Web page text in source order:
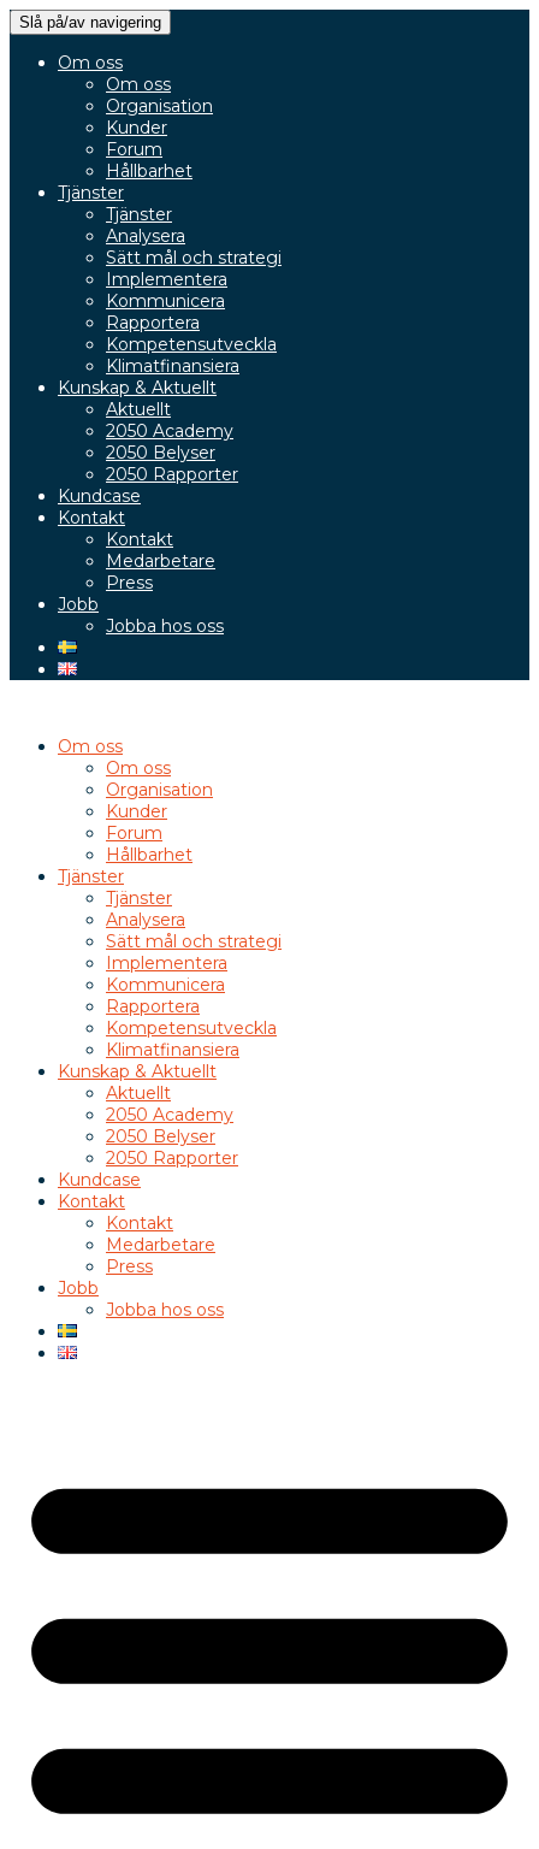
Slå på/av navigering
Om oss
Om oss
Organisation
Kunder
Forum
Hållbarhet
Tjänster
Tjänster
Analysera
Sätt mål och strategi
Implementera
Kommunicera
Rapportera
Kompetensutveckla
Klimatfinansiera
Kunskap & Aktuellt
Aktuellt
2050 Academy
2050 Belyser
2050 Rapporter
Kundcase
Kontakt
Kontakt
Medarbetare
Press
Jobb
Jobba hos oss
Om oss
Om oss
Organisation
Kunder
Forum
Hållbarhet
Tjänster
Tjänster
Analysera
Sätt mål och strategi
Implementera
Kommunicera
Rapportera
Kompetensutveckla
Klimatfinansiera
Kunskap & Aktuellt
Aktuellt
2050 Academy
2050 Belyser
2050 Rapporter
Kundcase
Kontakt
Kontakt
Medarbetare
Press
Jobb
Jobba hos oss